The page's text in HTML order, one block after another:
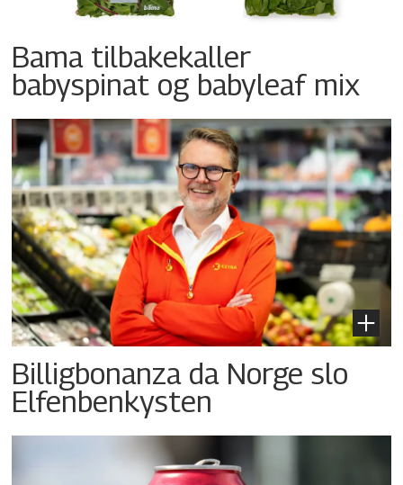
Bama tilbakekaller
babyspinat og babyleaf mix
Billigbonanza da Norge slo
Elfenbenkysten